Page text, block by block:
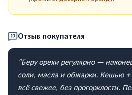
Отзыв покупателя
“Беру орехи регулярно —
соли, масла и обжарки. Кешью
всё свежее, без прогорклости.